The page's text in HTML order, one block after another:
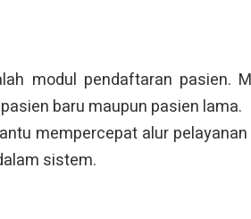
modul pendaftaran pasien.
baru maupun pasien lama.
mempercepat alur
sistem.